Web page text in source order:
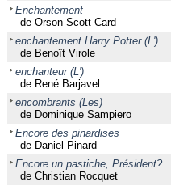
Enchantement
de Orson Scott Card
enchantement Harry Potter (L')
de Benoît Virole
enchanteur (L')
de René Barjavel
encombrants (Les)
de Dominique Sampiero
Encore des pinardises
de Daniel Pinard
Encore un pastiche, Président?
de Christian Rocquet